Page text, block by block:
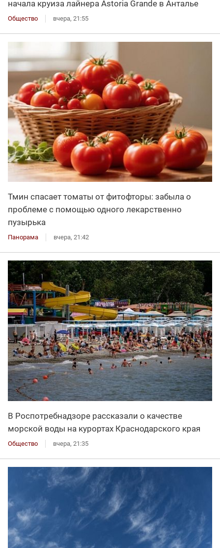
начала круиза лайнера Astoria Grande в Анталье
Общество вчера, 21:55
Тмин спасает томаты от фитофторы: забыла о
проблеме с помощью одного лекарственно
пузырька
Панорама вчера, 21:42
В Роспотребнадзоре рассказали о качестве
морской воды на курортах Краснодарского края
Общество вчера, 21:35